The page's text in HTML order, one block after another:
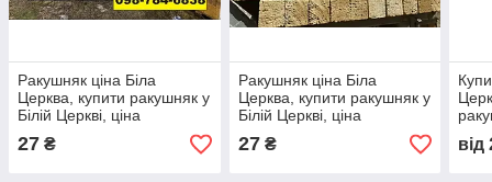
Ракушняк ціна Біла
Церква, купити ракушняк у
Білій Церкві, ціна
ракушняк Біла Церква
27 ₴
Ракушняк ціна Біла
Церква, купити ракушняк у
Білій Церкві, ціна
ракушняк Біла Церква
27₴ від